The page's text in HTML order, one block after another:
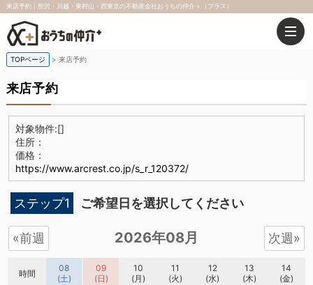
来店予約｜所沢・川越・東村山・西東京の不動産会社おうちの仲介＋（プラス）
TOPページ 来店予約
来店予約
対象物件:[]
住所：
価格：
https://www.arcrest.co.jp/s_r_120372/
ステップ1 ご希望日を選択してください
«前週 2026年08月 次週»
時間
08
(土)
09
(日)
10
(月)
11
(火)
12
(水)
13
(木)
14
(金)